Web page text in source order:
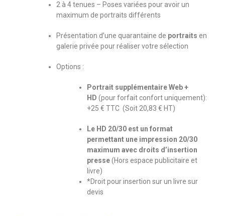
2 à 4 tenues – Poses variées pour avoir un
maximum de portraits différents
Présentation d’une quarantaine de portraits en
galerie privée pour réaliser votre sélection
Options :
Portrait supplémentaire Web +
HD (pour forfait confort uniquement):
+25 € TTC (Soit 20,83 € HT)
Le HD 20/30 est un format
permettant une impression 20/30
maximum avec droits d’insertion
presse(Hors espace publicitaire et
livre)
*Droit pour insertion sur un livre sur
devis